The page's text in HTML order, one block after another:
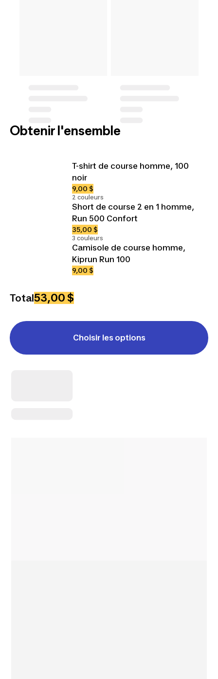
Obtenir l'ensemble
T-shirt de course homme, 100
noir
9,00 $
2 couleurs
Short de course 2 en 1 homme,
Run 500 Confort
35,00 $
3 couleurs
Camisole de course homme,
Kiprun Run 100
9,00 $
Total53,00 $
Choisir les options